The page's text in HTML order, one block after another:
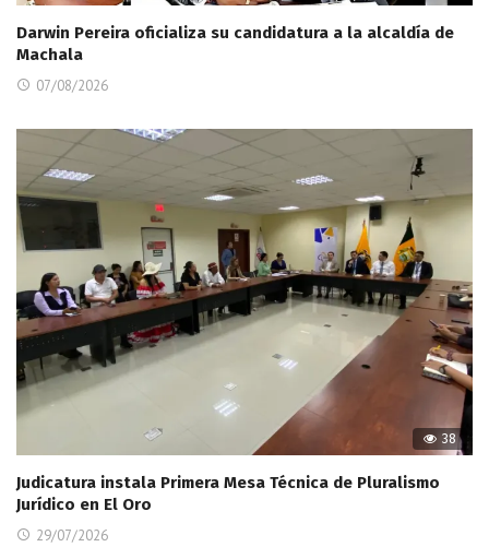
Darwin Pereira oficializa su candidatura a la alcaldía de
Machala
07/08/2026
38
Judicatura instala Primera Mesa Técnica de Pluralismo
Jurídico en El Oro
29/07/2026